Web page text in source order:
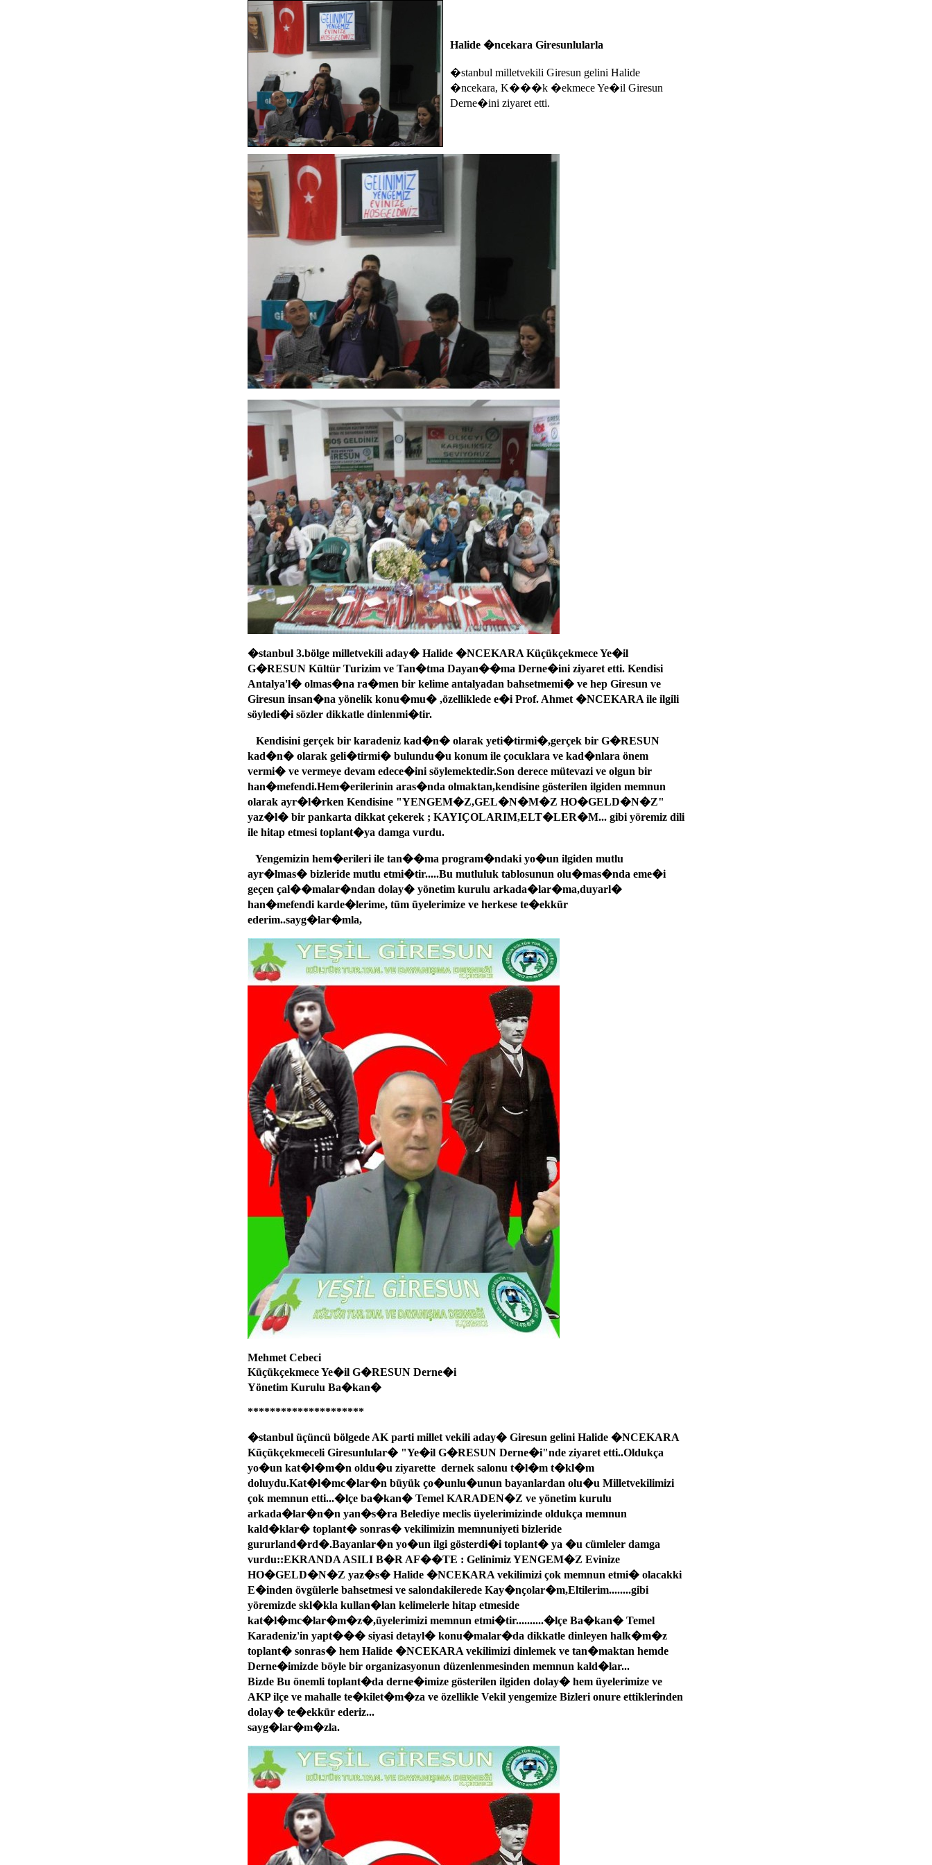
Halide �ncekara Giresunlularla
�stanbul milletvekili Giresun gelini Halide
�ncekara, K���k �ekmece Ye�il Giresun
Derne�ini ziyaret etti.
�stanbul 3.bölge milletvekili aday� Halide �NCEKARA Küçükçekmece Ye�il
G�RESUN Kültür Turizim ve Tan�tma Dayan��ma Derne�ini ziyaret etti. Kendisi
Antalya'l� olmas�na ra�men bir kelime antalyadan bahsetmemi� ve hep Giresun ve
Giresun insan�na yönelik konu�mu� ,özelliklede e�i Prof. Ahmet �NCEKARA ile ilgili
söyledi�i sözler dikkatle dinlenmi�tir.
Kendisini gerçek bir karadeniz kad�n� olarak yeti�tirmi�,gerçek bir G�RESUN
kad�n� olarak geli�tirmi� bulundu�u konum ile çocuklara ve kad�nlara önem
vermi� ve vermeye devam edece�ini söylemektedir.Son derece mütevazi ve olgun bir
han�mefendi.Hem�erilerinin aras�nda olmaktan,kendisine gösterilen ilgiden memnun
olarak ayr�l�rken Kendisine "YENGEM�Z,GEL�N�M�Z HO�GELD�N�Z"
yaz�l� bir pankarta dikkat çekerek ; KAYIÇOLARIM,ELT�LER�M... gibi yöremiz dili
ile hitap etmesi toplant�ya damga vurdu.
Yengemizin hem�erileri ile tan��ma program�ndaki yo�un ilgiden mutlu
ayr�lmas� bizleride mutlu etmi�tir.....Bu mutluluk tablosunun olu�mas�nda eme�i
geçen çal��malar�ndan dolay� yönetim kurulu arkada�lar�ma,duyarl�
han�mefendi karde�lerime, tüm üyelerimize ve herkese te�ekkür
ederim..sayg�lar�mla,
Mehmet Cebeci
Küçükçekmece Ye�il G�RESUN Derne�i
Yönetim Kurulu Ba�kan�
*********************
�stanbul üçüncü bölgede AK parti millet vekili aday� Giresun gelini Halide �NCEKARA
Küçükçekmeceli Giresunlular� "Ye�il G�RESUN Derne�i"nde ziyaret etti..Oldukça
yo�un kat�l�m�n oldu�u ziyarette dernek salonu t�l�m t�kl�m
doluydu.Kat�l�mc�lar�n büyük ço�unlu�unun bayanlardan olu�u Milletvekilimizi
çok memnun etti...�lçe ba�kan� Temel KARADEN�Z ve yönetim kurulu
arkada�lar�n�n yan�s�ra Belediye meclis üyelerimizinde oldukça memnun
kald�klar� toplant� sonras� vekilimizin memnuniyeti bizleride
gururland�rd�.Bayanlar�n yo�un ilgi gösterdi�i toplant� ya �u cümleler damga
vurdu::EKRANDA ASILI B�R AF��TE : Gelinimiz YENGEM�Z Evinize
HO�GELD�N�Z yaz�s� Halide �NCEKARA vekilimizi çok memnun etmi� olacakki
E�inden övgülerle bahsetmesi ve salondakilerede Kay�nçolar�m,Eltilerim........gibi
yöremizde skl�kla kullan�lan kelimelerle hitap etmeside
kat�l�mc�lar�m�z�,üyelerimizi memnun etmi�tir..........�lçe Ba�kan� Temel
Karadeniz'in yapt��� siyasi detayl� konu�malar�da dikkatle dinleyen halk�m�z
toplant� sonras� hem Halide �NCEKARA vekilimizi dinlemek ve tan�maktan hemde
Derne�imizde böyle bir organizasyonun düzenlenmesinden memnun kald�lar...
Bizde Bu önemli toplant�da derne�imize gösterilen ilgiden dolay� hem üyelerimize ve
AKP ilçe ve mahalle te�kilet�m�za ve özellikle Vekil yengemize Bizleri onure ettiklerinden
dolay� te�ekkür ederiz...
sayg�lar�m�zla.